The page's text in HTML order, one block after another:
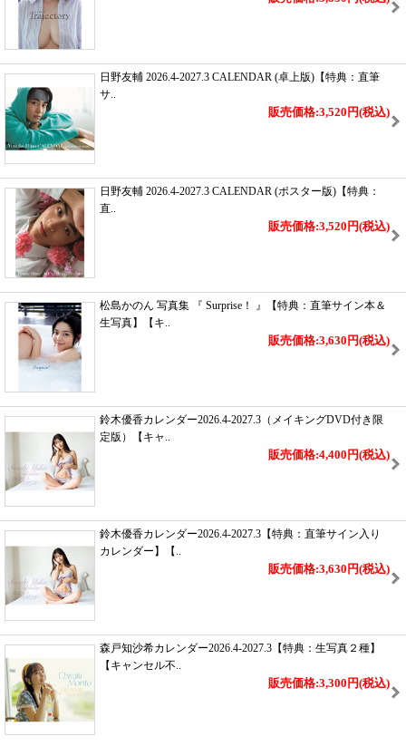
日野友輔 2026.4-2027.3 CALENDAR (卓上版)【特典：直筆
サ..
販売価格:3,520円(税込)
日野友輔 2026.4-2027.3 CALENDAR (ポスター版)【特典：
直..
販売価格:3,520円(税込)
松島かのん 写真集 『 Surprise！ 』【特典：直筆サイン本＆
生写真】【キ..
販売価格:3,630円(税込)
鈴木優香カレンダー2026.4-2027.3（メイキングDVD付き限
定版）【キャ..
販売価格:4,400円(税込)
鈴木優香カレンダー2026.4-2027.3【特典：直筆サイン入り
カレンダー】【..
販売価格:3,630円(税込)
森戸知沙希カレンダー2026.4-2027.3【特典：生写真２種】
【キャンセル不..
販売価格:3,300円(税込)